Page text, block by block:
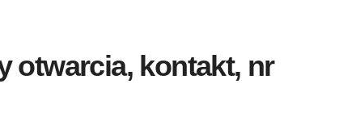
otwarcia, kontakt, nr